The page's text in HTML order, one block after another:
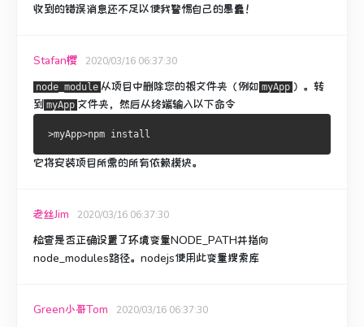
收到的错误消息还不足以使我警惕自己的愚蠢！
Stafan樱 2020/03/16 06:37:30
node_module 从项目中删除您的根文件夹（例如 myApp ）。 转
到 myApp 文件夹，然后从终端输入以下命令
它将安装项目所需的所有依赖模块。
老丝Jim 2020/03/16 06:37:30
检查是否正确设置了环境变量NODE_PATH并指向
node_modules路径。 nodejs使用此变量搜索库
Green小哥Tom 2020/03/16 06:37:30